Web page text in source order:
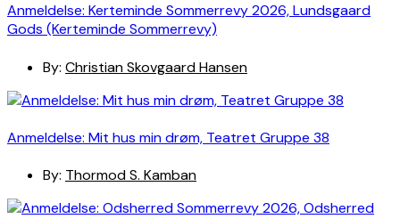
Anmeldelse: Kerteminde Sommerrevy 2026, Lundsgaard
Gods (Kerteminde Sommerrevy)
By: Christian Skovgaard Hansen
Anmeldelse: Mit hus min drøm, Teatret Gruppe 38
By: Thormod S. Kamban